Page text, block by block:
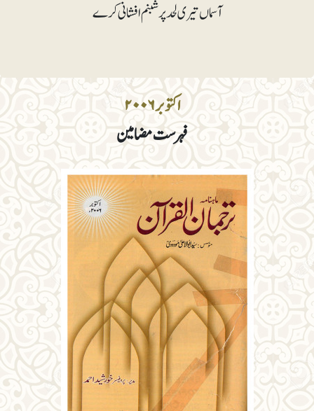
اکتوبر۲۰۰۶
فہرست مضامین
آسماں تیری لحد پر شبنم افشانی کرے